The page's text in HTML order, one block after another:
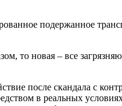
подержанное
то новая – все
после скандала с
в реальных